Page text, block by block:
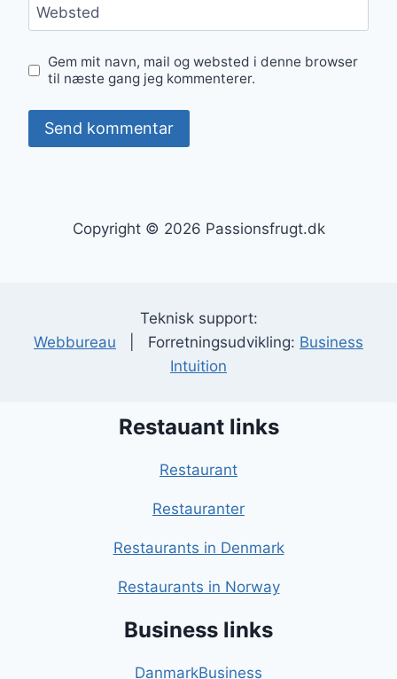
Websted
Gem mit navn, mail og websted i denne browser
til næste gang jeg kommenterer.
Copyright © 2026 Passionsfrugt.dk
Teknisk support:
Webbureau | Forretningsudvikling: Business
Intuition
Restauant links
Restaurant
Restauranter
Restaurants in Denmark
Restaurants in Norway
Business links
DanmarkBusiness